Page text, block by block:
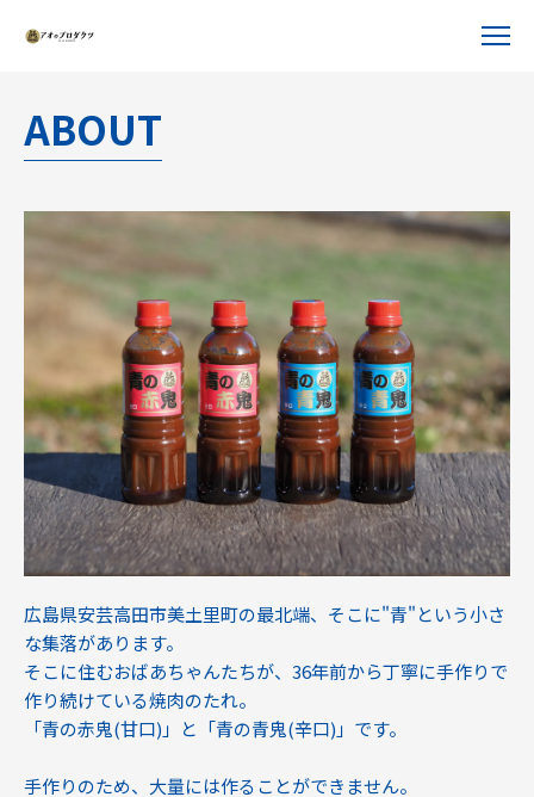
ABOUT
広島県安芸高田市美土里町の最北端、そこに"青"という小さ
な集落があります。
そこに住むおばあちゃんたちが、36年前から丁寧に手作りで
作り続けている焼肉のたれ。
「青の赤鬼(甘口)」と「青の青鬼(辛口)」です。
手作りのため、大量には作ることができません。